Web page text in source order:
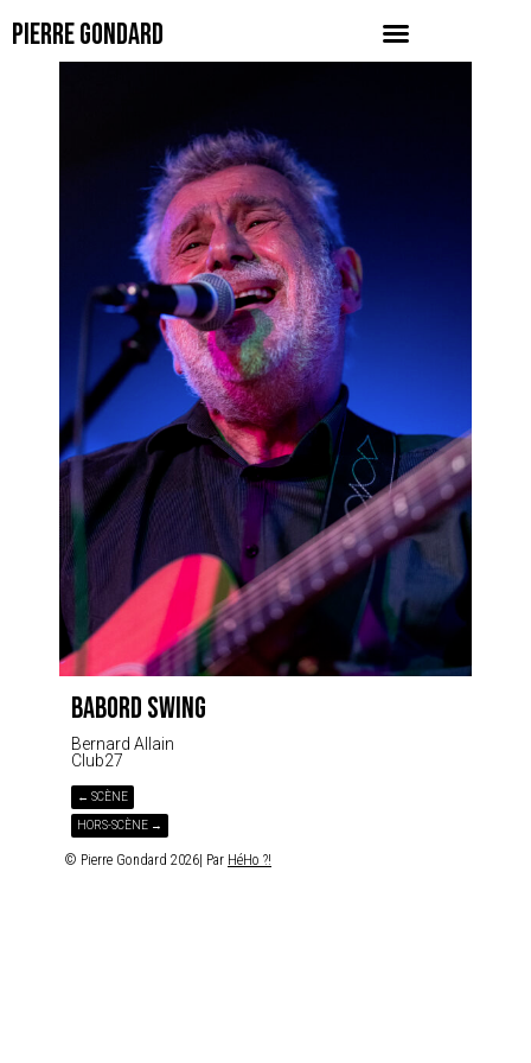
PIERRE GONDARD
BABORD SWING
Bernard Allain
Club27
← SCÈNE
HORS-SCÈNE →
© Pierre Gondard 2026| Par HéHo ?!